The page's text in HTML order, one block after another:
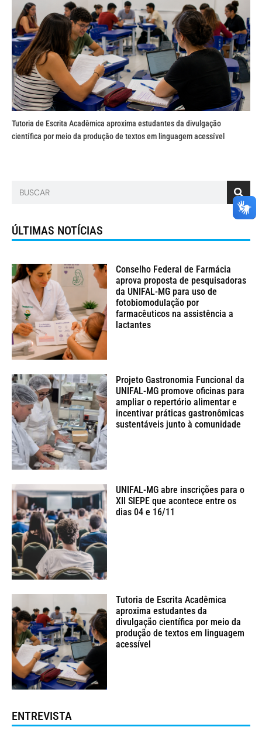
Tutoria de Escrita Acadêmica aproxima estudantes da divulgação
científica por meio da produção de textos em linguagem acessível
ÚLTIMAS NOTÍCIAS
Conselho Federal de Farmácia
aprova proposta de pesquisadoras
da UNIFAL-MG para uso de
fotobiomodulação por
farmacêuticos na assistência a
lactantes
Projeto Gastronomia Funcional da
UNIFAL-MG promove oficinas para
ampliar o repertório alimentar e
incentivar práticas gastronômicas
sustentáveis junto à comunidade
UNIFAL-MG abre inscrições para o
XII SIEPE que acontece entre os
dias 04 e 16/11
Tutoria de Escrita Acadêmica
aproxima estudantes da
divulgação científica por meio da
produção de textos em linguagem
acessível
ENTREVISTA